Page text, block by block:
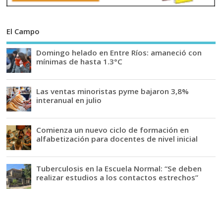
El Campo
Domingo helado en Entre Ríos: amaneció con
mínimas de hasta 1.3°C
Las ventas minoristas pyme bajaron 3,8%
interanual en julio
Comienza un nuevo ciclo de formación en
alfabetización para docentes de nivel inicial
Tuberculosis en la Escuela Normal: “Se deben
realizar estudios a los contactos estrechos”